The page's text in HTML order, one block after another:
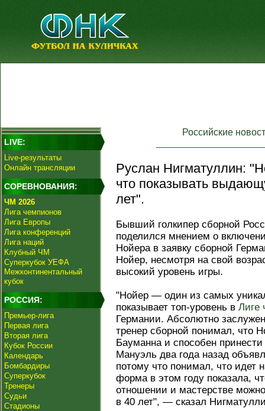
LIVE:
Live-результаты
Онлайн трансляции
СОРЕВНОВАНИЯ:
ЧМ 2026
Лига чемпионов
Лига Европы
Лига конференций
Лига наций
Клубный ЧМ
Суперкубок УЕФА
Межконтинентальный
кубок
РОССИЯ:
Премьер-лига
Первая лига
Вторая лига
Кубок России
Календарь
Бомбардиры
Суперкубок
Тренеры
Судьи
Стадионы
Российские
Руслан Нигматуллин:
что показывать
лет".
Бывший голкипер сборной
поделился мнением о
Нойера в заявку сборной
Нойер, несмотря на свой
высокий уровень игры.
"Нойер — один из самых
показывает топ-уровень в Лиге
Германии. Абсолютно
тренер сборной понимал, что
Бауманна и способен
Мануэль два года назад
потому что понимал, что идет
форма в этом году показала,
отношении и мастерстве
в 40 лет", — сказал